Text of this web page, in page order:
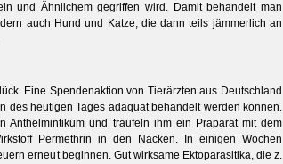
und Ähnlichem gegriffen wird. Damit behandelt man
auch Hund und Katze, die dann teils jämmerlich an
Eine Spendenaktion von Tierärzten aus Deutschland
des heutigen Tages adäquat behandelt werden können.
Anthelmintikum und träufeln ihm ein Präparat mit dem
Permethrin in den Nacken. In einigen Wochen
erneut beginnen. Gut wirksame Ektoparasitika, die z.